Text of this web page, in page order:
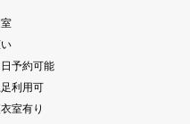
予約可能
利用可
室有り